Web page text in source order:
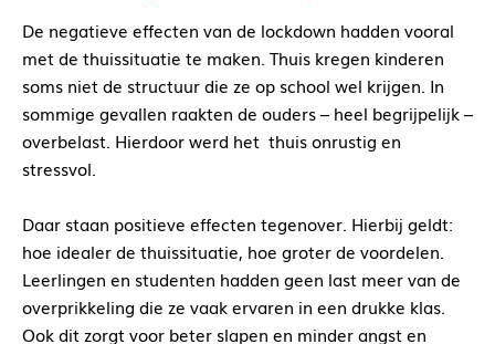
De negatieve effecten van de lockdown hadden vooral
met de thuissituatie te maken. Thuis kregen kinderen
soms niet de structuur die ze op school wel krijgen. In
sommige gevallen raakten de ouders – heel begrijpelijk –
overbelast. Hierdoor werd het thuis onrustig en
stressvol.
Daar staan positieve effecten tegenover. Hierbij geldt:
hoe idealer de thuissituatie, hoe groter de voordelen.
Leerlingen en studenten hadden geen last meer van de
overprikkeling die ze vaak ervaren in een drukke klas.
Ook dit zorgt voor beter slapen en minder angst en